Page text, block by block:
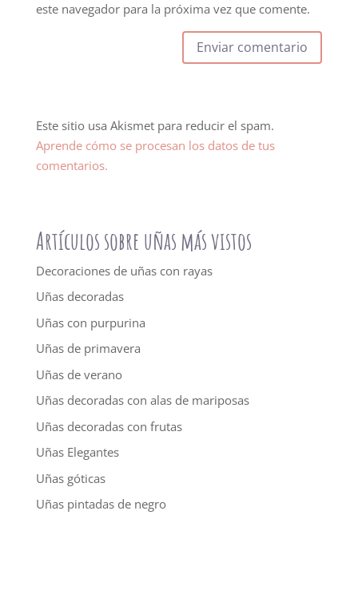
este navegador para la próxima vez que comente.
Este sitio usa Akismet para reducir el spam.
Aprende cómo se procesan los datos de tus
comentarios.
Artículos sobre uñas más vistos
Decoraciones de uñas con rayas
Uñas decoradas
Uñas con purpurina
Uñas de primavera
Uñas de verano
Uñas decoradas con alas de mariposas
Uñas decoradas con frutas
Uñas Elegantes
Uñas góticas
Uñas pintadas de negro